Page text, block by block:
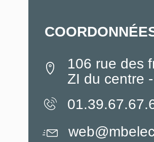
106 rue des
ZI du centre